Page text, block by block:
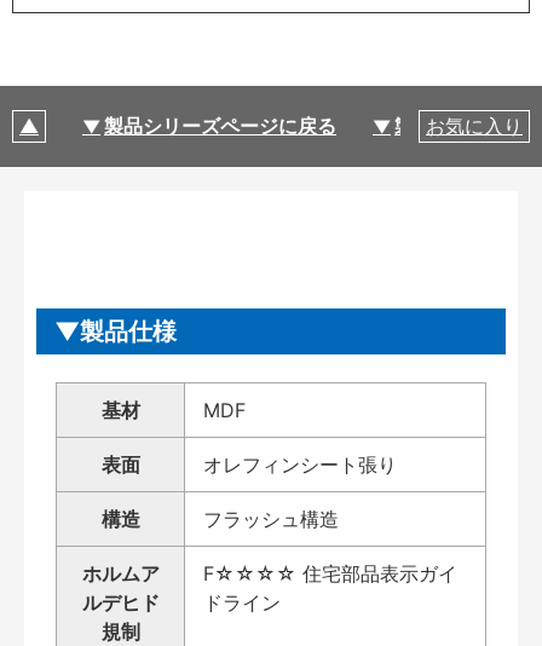
製品シリーズページに戻る 製品仕様
お気に入り
製品仕様
基材 MDF
表面 オレフィンシート張り
構造 フラッシュ構造
ホルムア
ルデヒド
規制
F☆☆☆☆ 住宅部品表示ガイ
ドライン